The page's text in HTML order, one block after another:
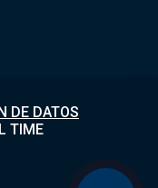
DE DATOS
TIME